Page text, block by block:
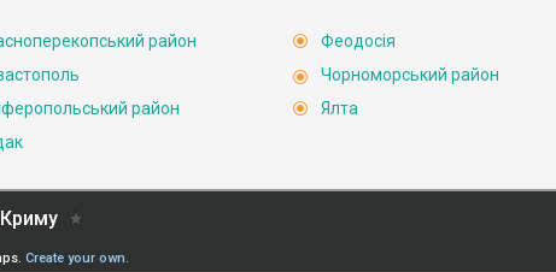
район
район
Феодосія
Чорноморський район
Ялта